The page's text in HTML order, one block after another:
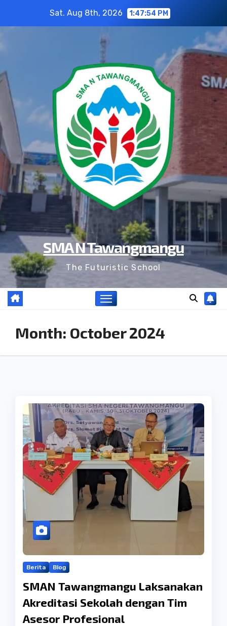
Sat. Aug 8th, 2026 1:47:55 PM
SMA N Tawangmangu
The Futuristic School
Month: October 2024
Berita Blog
SMAN Tawangmangu Laksanakan
Akreditasi Sekolah dengan Tim
Asesor Profesional